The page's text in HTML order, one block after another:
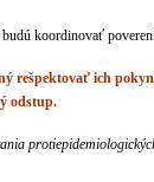
koordinovať
rešpektovať ich
odstup.